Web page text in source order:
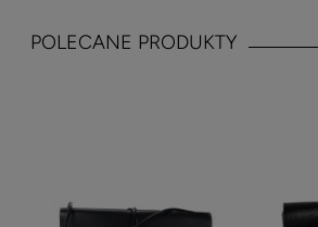
POLECANE PRODUKTY